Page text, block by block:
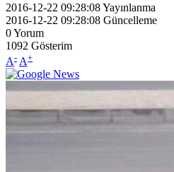
2016-12-22 09:28:08Yayınlanma
2016-12-22 09:28:08 Güncelleme
0Yorum
1092 Gösterim
A- A+